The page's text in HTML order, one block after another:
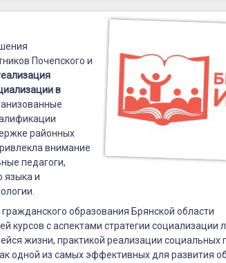
Почепского и
в
районных
внимание
педагоги,
языка и
образования Брянской области
курсов с аспектами стратегии социализации
жизни, практикой реализации социальных
одной из самых эффективных для развития